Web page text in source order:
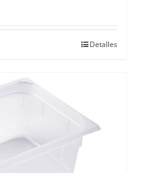
Detalles